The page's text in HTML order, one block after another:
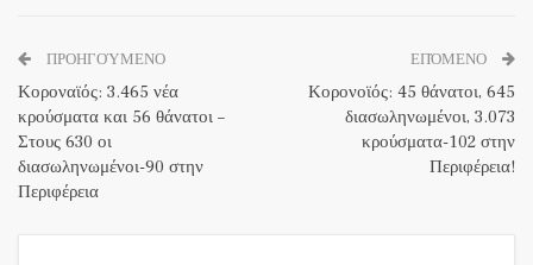
ΠΡΟΗΓΟΎΜΕΝΟ
Κοροναϊός: 3.465 νέα
κρούσματα και 56 θάνατοι –
Στους 630 οι
διασωληνωμένοι-90 στην
Περιφέρεια
ΕΠΌΜΕΝΟ
Κορονοϊός: 45 θάνατοι, 645
διασωληνωμένοι, 3.073
κρούσματα-102 στην
Περιφέρεια!